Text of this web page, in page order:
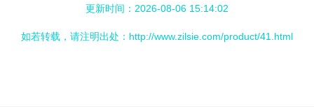
更新时间：2026-08-06 15:14:02
如若转载，请注明出处：http://www.zilsie.com/product/41.html